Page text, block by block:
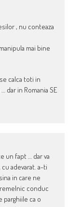
, nu conteaza
mai bine
calca toti in
dar in Romania SE
un fapt … dar va
adevarat. a-ti
in care ne
conduc
ca o